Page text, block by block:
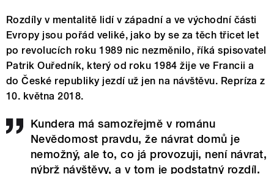
Rozdíly v mentalitě lidí v západní a ve východní části
Evropy jsou pořád veliké, jako by se za těch třicet let
po revolucích roku 1989 nic nezměnilo, říká spisovatel
Patrik Ouředník, který od roku 1984 žije ve Francii a
do České republiky jezdí už jen na návštěvu. Repríza z
10. května 2018.
Kundera má samozřejmě v románu
Nevědomost pravdu, že návrat domů je
nemožný, ale to, co já provozuji, není návrat,
nýbrž návštěvy, a v tom je podstatný rozdíl.